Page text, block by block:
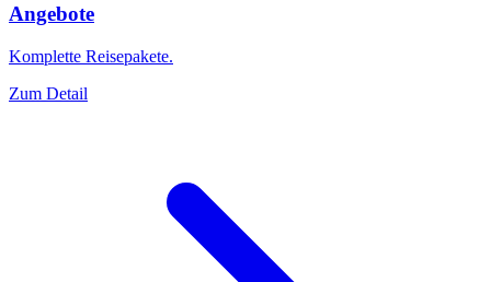
Angebote
Komplette Reisepakete.
Zum Detail